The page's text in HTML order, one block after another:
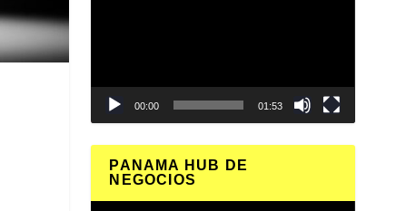
00:00 01:53
PANAMA HUB DE
NEGOCIOS